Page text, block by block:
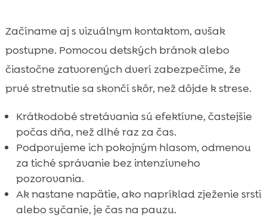
Začíname aj s vizuálnym kontaktom, avšak
postupne. Pomocou detských bránok alebo
čiastočne zatvorených dverí zabezpečíme, že
prvé stretnutie sa skončí skôr, než dôjde k strese.
Krátkodobé stretávania sú efektívne, častejšie
počas dňa, než dlhé raz za čas.
Podporujeme ich pokojným hlasom, odmenou
za tiché správanie bez intenzívneho
pozorovania.
Ak nastane napätie, ako napríklad zježenie srsti
alebo syčanie, je čas na pauzu.